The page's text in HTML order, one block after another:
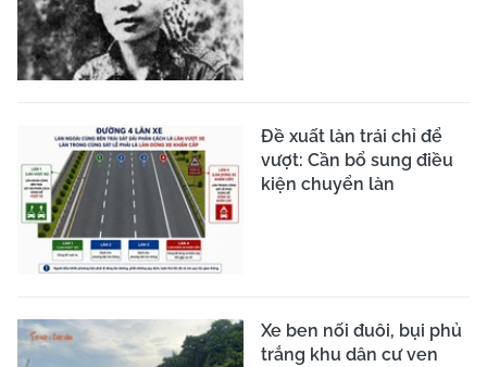
Đề xuất làn trái chỉ để
vượt: Cần bổ sung điều
kiện chuyển làn
Xe ben nối đuôi, bụi phủ
trắng khu dân cư ven